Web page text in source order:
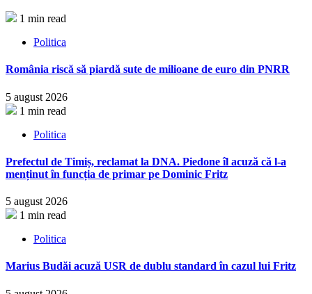
1 min read
Politica
România riscă să piardă sute de milioane de euro din PNRR
5 august 2026
1 min read
Politica
Prefectul de Timiș, reclamat la DNA. Piedone îl acuză că l-a
menținut în funcția de primar pe Dominic Fritz
5 august 2026
1 min read
Politica
Marius Budăi acuză USR de dublu standard în cazul lui Fritz